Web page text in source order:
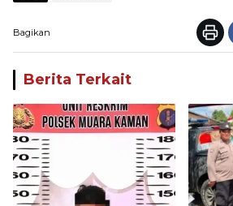
Bagikan
Berita Terkait